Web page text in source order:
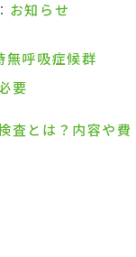
お知らせ
無呼吸症候群
要
査とは？内容や費